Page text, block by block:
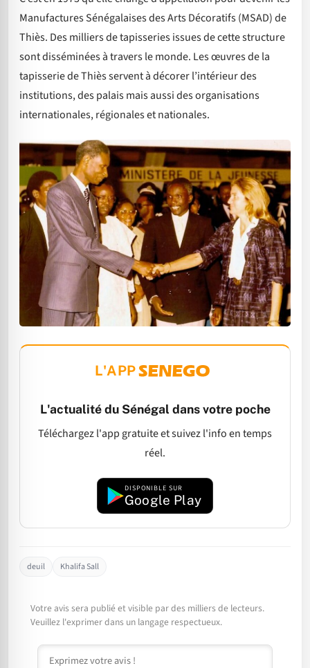
Manufactures Sénégalaises des Arts Décoratifs (MSAD) de
Thiès. Des milliers de tapisseries issues de cette structure
sont disséminées à travers le monde. Les œuvres de la
tapisserie de Thiès servent à décorer l’intérieur des
institutions, des palais mais aussi des organisations
internationales, régionales et nationales.
L'APP
L'actualité du Sénégal dans votre poche
Téléchargez l'app gratuite et suivez l'info en temps
réel.
DISPONIBLE SUR
Google Play
deuil Khalifa Sall
Votre avis sera publié et visible par des milliers de lecteurs.
Veuillez l'exprimer dans un langage respectueux.
Commentaire